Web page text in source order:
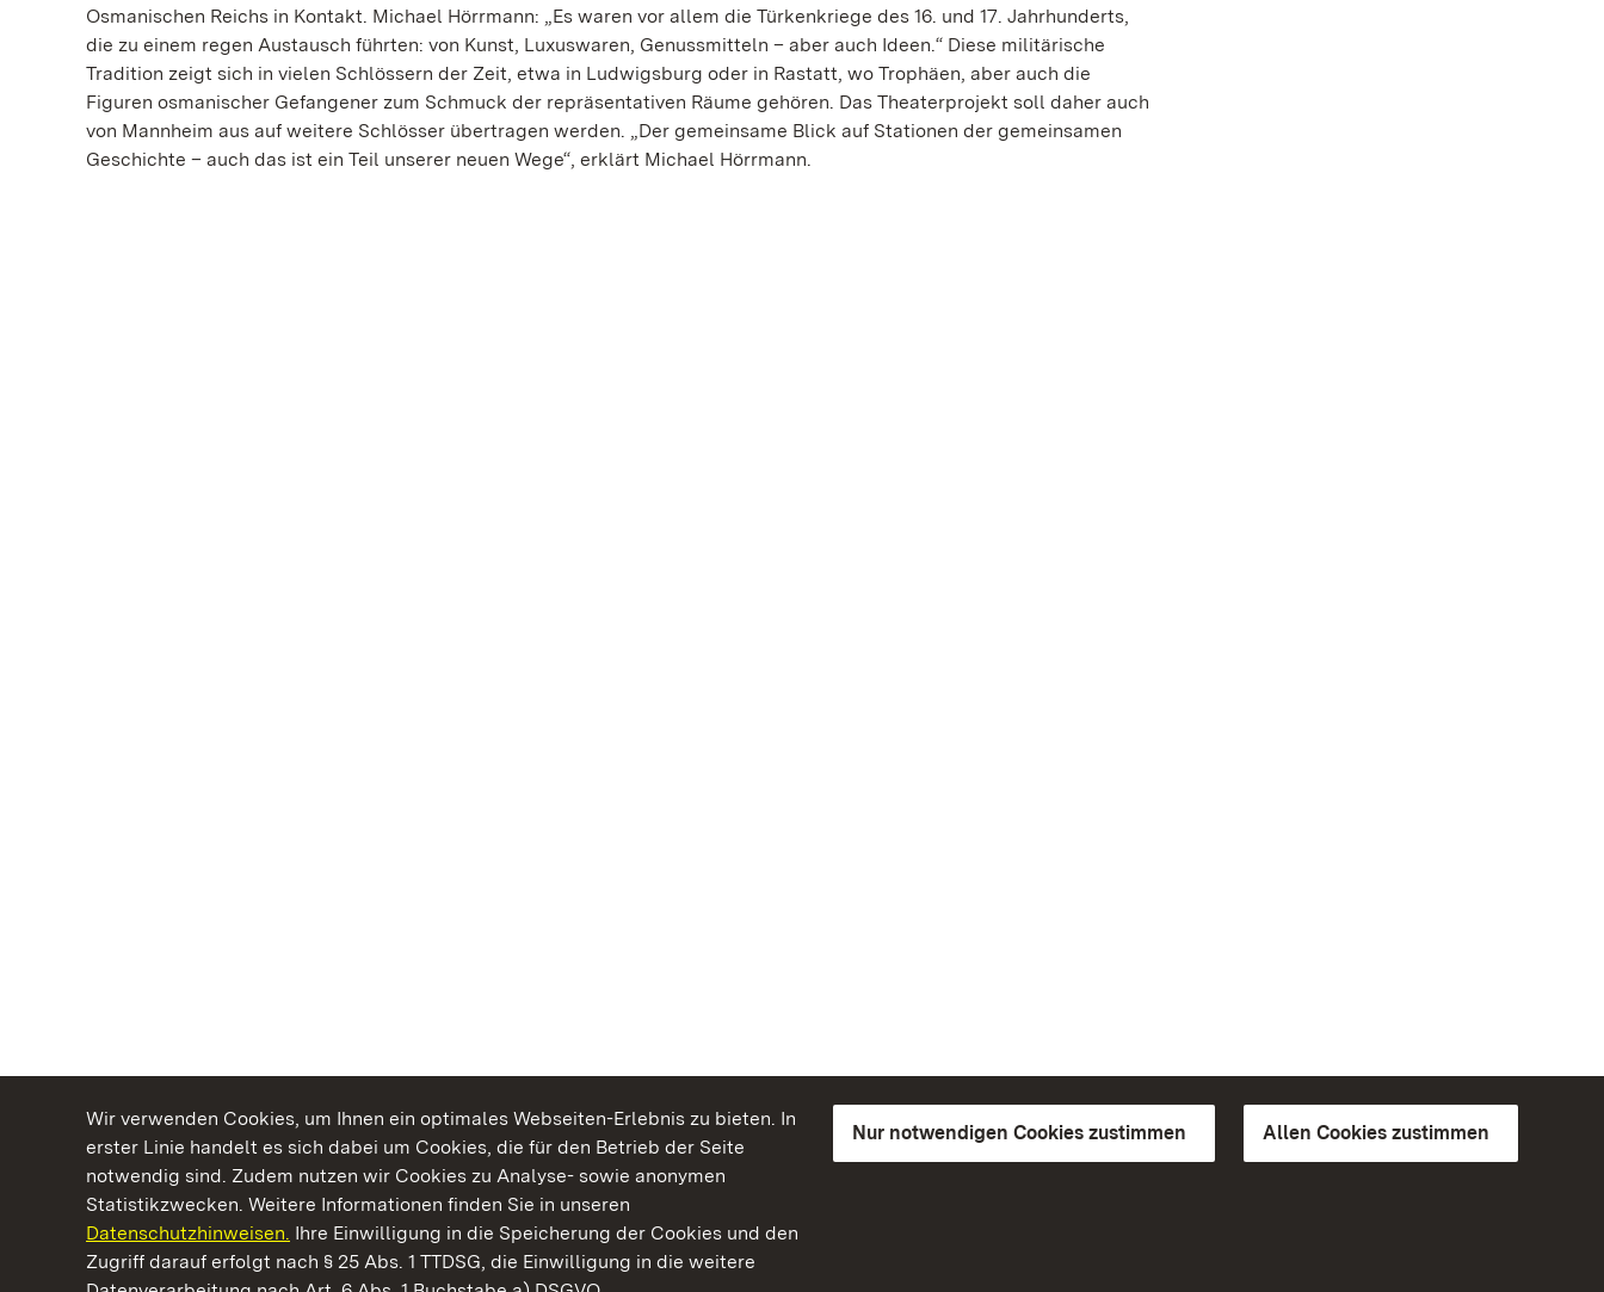
Wir verwenden Cookies, um Ihnen ein optimales Webseiten-Erlebnis zu bieten. In
erster Linie handelt es sich dabei um Cookies, die für den Betrieb der Seite
notwendig sind. Zudem nutzen wir Cookies zu Analyse- sowie anonymen
Statistikzwecken. Weitere Informationen finden Sie in unseren
Datenschutzhinweisen. Ihre Einwilligung in die Speicherung der Cookies und den
Zugriff darauf erfolgt nach § 25 Abs. 1 TTDSG, die Einwilligung in die weitere
Nur notwendigen Cookies zustimmen Allen Cookies zustimmen
Osmanischen Reichs in Kontakt. Michael Hörrmann: „Es waren vor allem die Türkenkriege des 16. und 17. Jahrhunderts,
die zu einem regen Austausch führten: von Kunst, Luxuswaren, Genussmitteln – aber auch Ideen.“ Diese militärische
Tradition zeigt sich in vielen Schlössern der Zeit, etwa in Ludwigsburg oder in Rastatt, wo Trophäen, aber auch die
Figuren osmanischer Gefangener zum Schmuck der repräsentativen Räume gehören. Das Theaterprojekt soll daher auch
von Mannheim aus auf weitere Schlösser übertragen werden. „Der gemeinsame Blick auf Stationen der gemeinsamen
Geschichte – auch das ist ein Teil unserer neuen Wege“, erklärt Michael Hörrmann.
Kommen. Staunen. Genießen.